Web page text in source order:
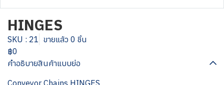
HINGES
SKU : 21 ขายแล้ว 0 ชิ้น
฿0
คำอธิบายสินค้าแบบย่อ
Conveyor Chains HINGES